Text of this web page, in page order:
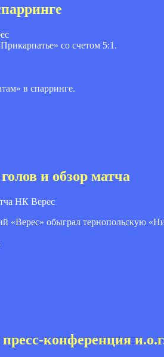
со счетом 5:1.
в спарринге.
и обзор матча
НК Верес
«Верес» обыграл тернопольскую
конференция